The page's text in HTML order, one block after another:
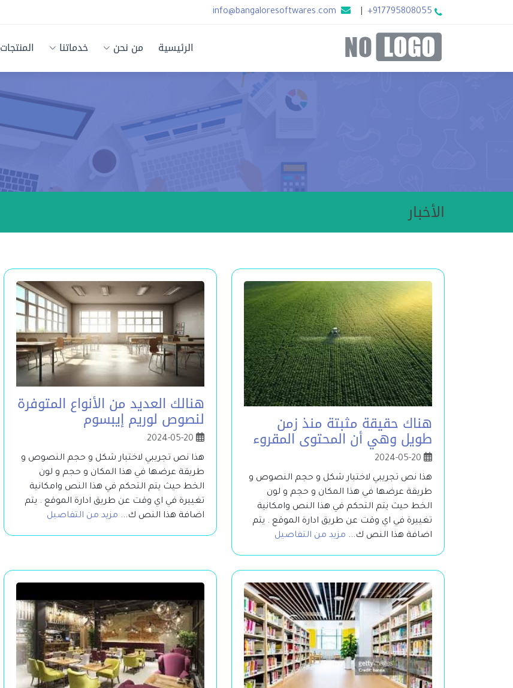
+917795808055
info@bangaloresoftwares.com
الرئيسية من نحن خدماتنا المنتجات
الأخبار
هناك حقيقة مثبتة منذ زمن
طويل وهي أن المحتوى المقروء
هذا نص تجريبي لاختبار شكل و حجم النصوص و
طريقة عرضها في هذا المكان و حجم و لون
الخط حيث يتم التحكم في هذا النص وامكانية
تغييرة في اي وقت عن طريق ادارة الموقع . يتم
اضافة هذا النص ك... مزيد من التفاصيل
هنالك العديد من الأنواع المتوفرة
لنصوص لوريم إيبسوم
هذا نص تجريبي لاختبار شكل و حجم النصوص و
طريقة عرضها في هذا المكان و حجم و لون
الخط حيث يتم التحكم في هذا النص وامكانية
تغييرة في اي وقت عن طريق ادارة الموقع . يتم
اضافة هذا النص ك... مزيد من التفاصيل